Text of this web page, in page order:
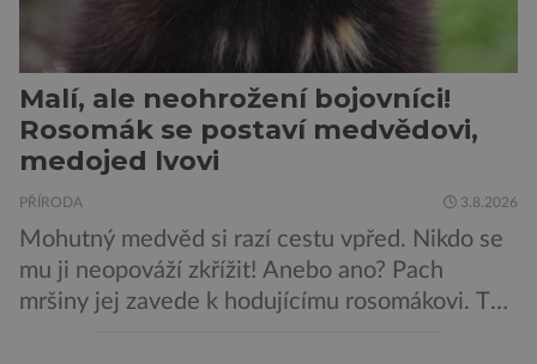
Malí, ale neohrožení bojovníci!
Rosomák se postaví medvědovi,
medojed lvovi
PŘÍRODA 3.8.2026
Mohutný medvěd si razí cestu vpřed. Nikdo se
mu ji neopováží zkřížit! Anebo ano? Pach
mršiny jej zavede k hodujícímu rosomákovi. Ten